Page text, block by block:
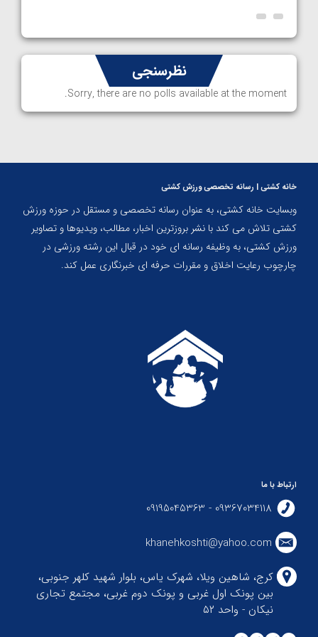
نظرسنجی
Sorry, there are no polls available at the moment.
خانه کشتی | رسانه تخصصی ورزش کشتی
وبسایت خانه کشتی، به عنوان رسانه تخصصی و مستقل در حوزه ورزش
کشتی تلاش می کند با نشر بروزترین اخبار، مطالب، ویدیوها و تصاویر
ورزش کشتی، به وظیفه رسانه ای خود در قبال این رشته ورزشی در
چارچوب رعایت اخلاق و مقررات حرفه ای خبرنگاری عمل کند.
ارتباط با ما
09367034118 - 09195045363
khanehkoshti@yahoo.com
کرج، شاهین ویلا، شهرک یاس، بلوار شهید کلهر جنوبی،
بین پونک اول غربی و پونک دوم غربی، مجتمع تجاری
نیکان - واحد ۵۲